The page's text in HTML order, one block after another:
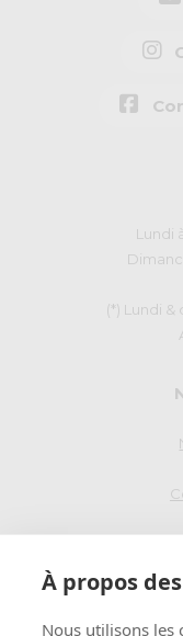
À propos
Nous utilisons les
Lundi
(*) Lundi